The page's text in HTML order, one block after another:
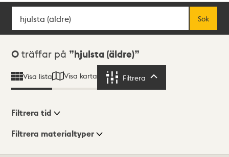
Sök
Sök
Sökresultat
0 träffar på hjulsta (äldre)
Visa lista Visa karta Filtrera
Visningsläge
Filtrera tid
Filtrera materialtyper